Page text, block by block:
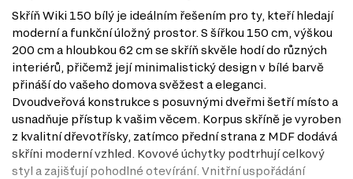
Skříň Wiki 150 bílý je ideálním řešením pro ty, kteří hledají
moderní a funkční úložný prostor. S šířkou 150 cm, výškou
200 cm a hloubkou 62 cm se skříň skvěle hodí do různých
interiérů, přičemž její minimalistický design v bílé barvě
přináší do vašeho domova svěžest a eleganci.
Dvoudveřová konstrukce s posuvnými dveřmi šetří místo a
usnadňuje přístup k vašim věcem. Korpus skříně je vyroben
z kvalitní dřevotřísky, zatímco přední strana z MDF dodává
skříni moderní vzhled. Kovové úchytky podtrhují celkový
styl a zajišťují pohodlné otevírání. Vnitřní uspořádání